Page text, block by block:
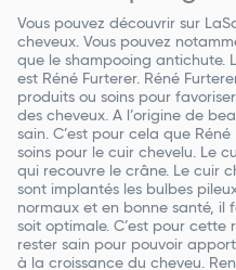
Vous pouvez découvrir sur
cheveux. Vous pouvez
que le shampooing antichute.
est Réné Furterer. Réné
produits ou soins pour
des cheveux. A l’origine de
sain. C’est pour cela que
soins pour le cuir chevelu. Le
qui recouvre le crâne. Le cuir
sont implantés les bulbes
normaux et en bonne santé, il
soit optimale. C’est pour
rester sain pour pouvoir
à la croissance du cheveu.